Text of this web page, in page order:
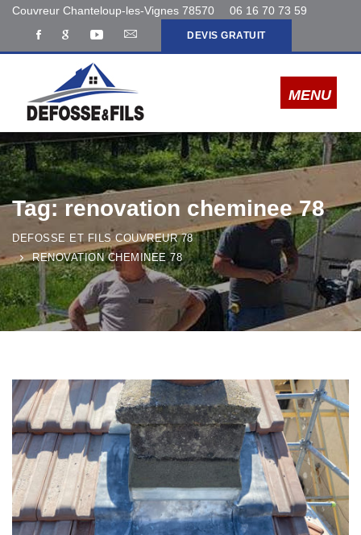
Couvreur Chanteloup-les-Vignes 78570 06 16 70 73 59
DEVIS GRATUIT
Tag: renovation cheminee 78
DEFOSSE ET FILS COUVREUR 78
RENOVATION CHEMINEE 78